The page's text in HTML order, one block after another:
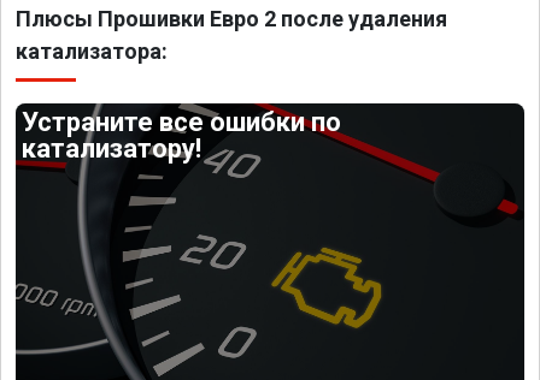
Плюсы Прошивки Евро 2 после удаления
катализатора:
Устраните все ошибки по
катализатору!